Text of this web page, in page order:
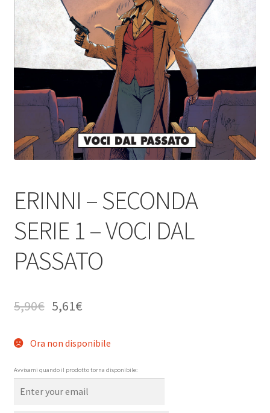
ERINNI – SECONDA
SERIE 1 – VOCI DAL
PASSATO
5,90€ 5,61€
Ora non disponibile
Avvisami quando il prodotto torna disponibile: